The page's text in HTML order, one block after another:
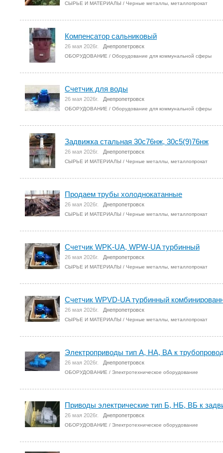
СЫРЬЕ И МАТЕРИАЛЫ / Черные металлы, металлопрокат
Компенсатор сальниковый
26 мая 2026г. Днепропетровск
ОБОРУДОВАНИЕ / Оборудование для коммунальной сферы
Счетчик для воды
26 мая 2026г. Днепропетровск
ОБОРУДОВАНИЕ / Оборудование для коммунальной сферы
Задвижка стальная 30с76нж, 30с5(9)76нж
26 мая 2026г. Днепропетровск
СЫРЬЕ И МАТЕРИАЛЫ / Черные металлы, металлопрокат
Продаем трубы холоднокатанные
26 мая 2026г. Днепропетровск
СЫРЬЕ И МАТЕРИАЛЫ / Черные металлы, металлопрокат
Счетчик WPK-UA, WPW-UA турбинный
26 мая 2026г. Днепропетровск
СЫРЬЕ И МАТЕРИАЛЫ / Черные металлы, металлопрокат
Счетчик WPVD-UA турбинный
26 мая 2026г. Днепропетровск
СЫРЬЕ И МАТЕРИАЛЫ / Черные металлы, металлопрокат
Электроприводы тип А, НА, ВА к
26 мая 2026г. Днепропетровск
ОБОРУДОВАНИЕ / Электротехническое оборудование
Приводы электрические тип Б, НБ, ВБ к
26 мая 2026г. Днепропетровск
ОБОРУДОВАНИЕ / Электротехническое оборудование